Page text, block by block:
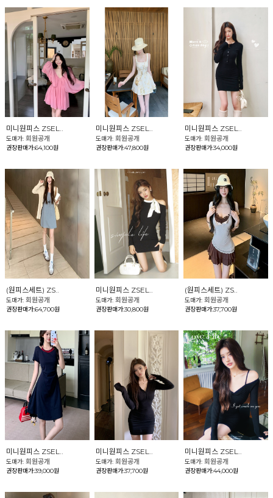
미니원피스 ZSEL..
도매가: 회원공개
권장판매가:64,100원
미니원피스 ZSEL..
도매가: 회원공개
권장판매가:47,800원
미니원피스 ZSEL..
도매가:회원공개
권장판매가:34,000원
(원피스세트) ZS..
도매가: 회원공개
권장판매가:64,700원
미니원피스 ZSEL..
도매가: 회원공개
권장판매가:30,800원
(원피스세트) ZS..
도매가:회원공개
권장판매가:37,700원
미니원피스 ZSEL..
도매가: 회원공개
권장판매가:39,000원
미니원피스 ZSEL..
도매가: 회원공개
권장판매가:37,700원
미니원피스 ZSEL..
도매가:회원공개
권장판매가:44,000원